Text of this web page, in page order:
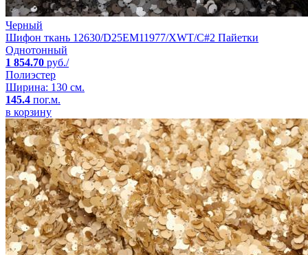
Черный
Шифон ткань 12630/D25EM11977/XWT/C#2 Пайетки
Однотонный
1 854.70 руб./
Полиэстер
Ширина: 130 см.
145.4 пог.м.
в корзину